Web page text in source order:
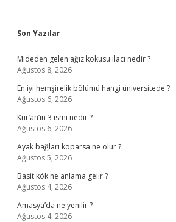
Sidebar
Son Yazılar
Mideden gelen ağız kokusu ilacı nedir ?
Ağustos 8, 2026
En iyi hemşirelik bölümü hangi üniversitede ?
Ağustos 6, 2026
Kur’an’ın 3 ismi nedir ?
Ağustos 6, 2026
Ayak bağları koparsa ne olur ?
Ağustos 5, 2026
Basit kök ne anlama gelir ?
Ağustos 4, 2026
Amasya’da ne yenilir ?
Ağustos 4, 2026